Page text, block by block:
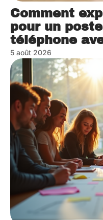
Comment
pour un
téléphone
5 août 2026